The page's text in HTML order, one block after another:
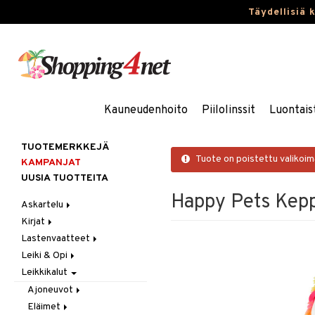
Täydellisiä
Kauneudenhoito Piilolinssit
Tuote on poistettu
Happy Pets
TUOTEMERKKEJÄ
KAMPANJAT
UUSIA TUOTTEITA
Askartelu
Askartelumateriaalit
Askartelusetti
Helmet
Koulutarvikkeet
Muovailuvaha
Piirrä ja maalaa
Kirjat
Askartelukirjat
Maalauskirjat
Päiväkirjat
Lastenvaatteet
Alaosat
Leggingsit
Alusvaatteet & Sukat
Kengät
Mekot
Leiki & Opi
Opetuslelut
Oppimispelit
Soittimet
Leikkikalut
Ajoneuvot
Autoradat
Eläimet